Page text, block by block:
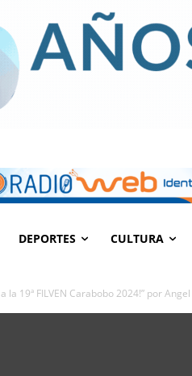
DEPORTES CULTURA
la 19ª FILVEN Carabobo 2024!” por